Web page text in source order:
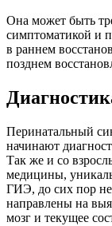
Она может быть
симптоматикой и
в раннем
позднем
Перинатальный
начинают
Так же и со
медицины,
ГИЭ, до сих пор
направлены на
мозг и текущее